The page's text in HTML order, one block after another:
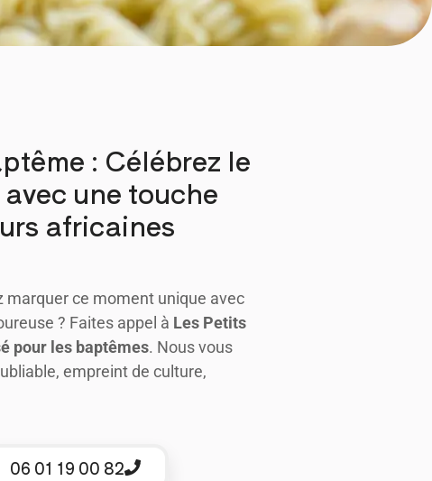
: Célébrez le
une touche
africaines
ce moment unique avec
? Faites appel à Les Petits
pour les baptêmes. Nous vous
empreint de culture,
06 01 19 00 82